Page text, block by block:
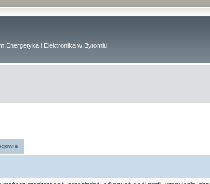
Energetyka i Elektronika w Bytomiu